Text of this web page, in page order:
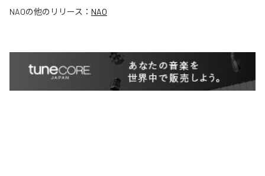
NAOの他のリリース： NAO